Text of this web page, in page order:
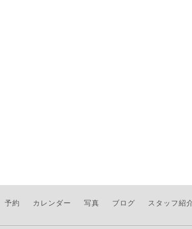
予約 カレンダー 写真 ブログ スタッフ紹